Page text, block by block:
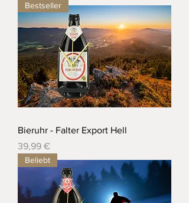
Bestseller
Bieruhr - Falter Export Hell
Preis
39,99 €
Beliebt